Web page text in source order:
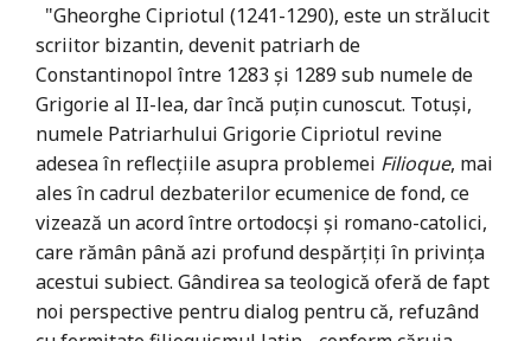
"Gheorghe Cipriotul (1241-1290), este un strălucit
scriitor bizantin, devenit patriarh de
Constantinopol între 1283 și 1289 sub numele de
Grigorie al II-lea, dar încă puțin cunoscut. Totuși,
numele Patriarhului Grigorie Cipriotul revine
adesea în reflecțiile asupra problemei Filioque, mai
ales în cadrul dezbaterilor ecumenice de fond, ce
vizează un acord între ortodocși și romano-catolici,
care rămân până azi profund despărțiți în privința
acestui subiect. Gândirea sa teologică oferă de fapt
noi perspective pentru dialog pentru că, refuzând